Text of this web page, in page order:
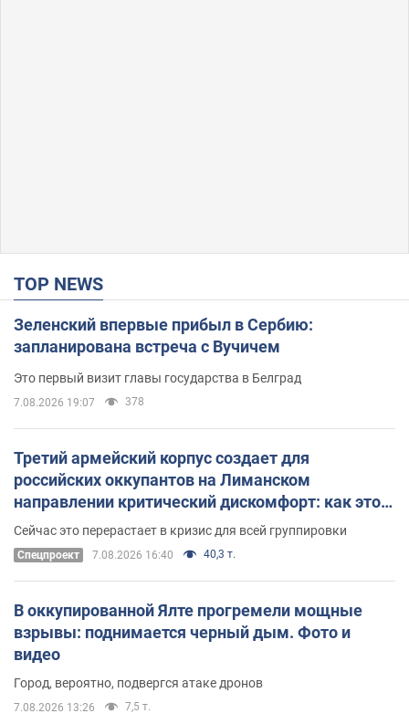
TOP NEWS
Зеленский впервые прибыл в Сербию:
запланирована встреча с Вучичем
Это первый визит главы государства в Белград
7.08.2026 19:07 378
Третий армейский корпус создает для
российских оккупантов на Лиманском
направлении критический дискомфорт: как это
удалось
Сейчас это перерастает в кризис для всей группировки
Спецпроект 7.08.2026 16:40 40,3 т.
В оккупированной Ялте прогремели мощные
взрывы: поднимается черный дым. Фото и
видео
Город, вероятно, подвергся атаке дронов
7.08.2026 13:26 7,5 т.